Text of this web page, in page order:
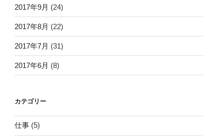
2017年9月 (24)
2017年8月 (22)
2017年7月 (31)
2017年6月 (8)
カテゴリー
仕事 (5)